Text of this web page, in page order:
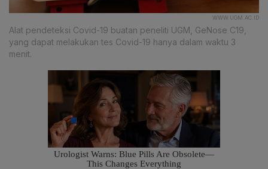
WWW.UGM.AC.ID
Alat pendeteksi Covid-19 buatan peneliti UGM, GeNose C19,
yang dapat melakukan tes Covid-19 hanya dalam waktu 3
menit.